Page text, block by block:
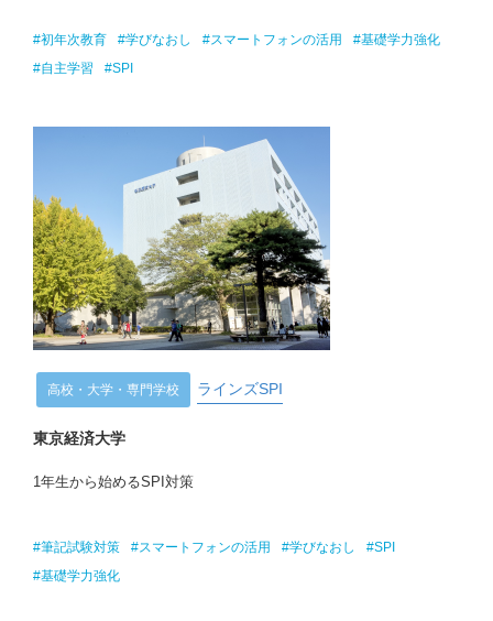
#初年次教育 #学びなおし #スマートフォンの活用
#基礎学力強化
#自主学習
#SPI
高校・大学・専門学校 ラインズSPI
東京経済大学
1年生から始めるSPI対策
#筆記試験対策 #スマートフォンの活用 #学びなおし
#SPI
#基礎学力強化